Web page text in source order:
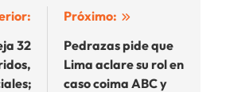
32
Próximo:
Pedrazas pide que
Lima aclare su rol en
caso coima ABC y